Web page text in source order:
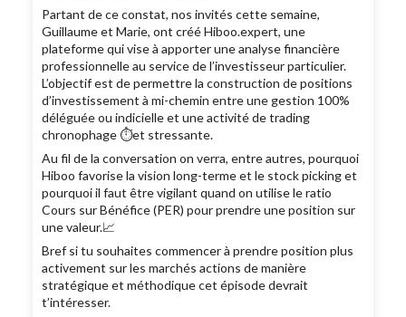
Partant de ce constat, nos invités cette semaine,
Guillaume et Marie, ont créé Hiboo.expert, une
plateforme qui vise à apporter une analyse financière
professionnelle au service de l’investisseur particulier.
L’objectif est de permettre la construction de positions
d’investissement à mi-chemin entre une gestion 100%
déléguée ou indicielle et une activité de trading
chronophage ⏱️et stressante.
Au fil de la conversation on verra, entre autres, pourquoi
Hiboo favorise la vision long-terme et le stock picking et
pourquoi il faut être vigilant quand on utilise le ratio
Cours sur Bénéfice (PER) pour prendre une position sur
une valeur.📈
Bref si tu souhaites commencer à prendre position plus
activement sur les marchés actions de manière
stratégique et méthodique cet épisode devrait
t’intéresser.